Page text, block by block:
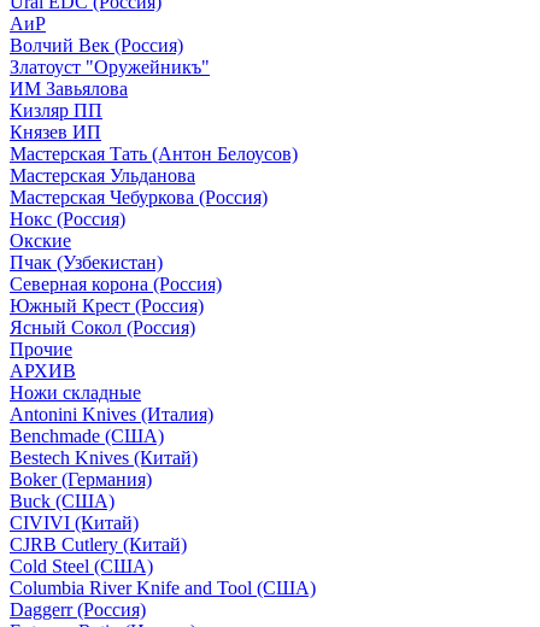
АиР
Волчий Век (Россия)
Златоуст "Оружейникъ"
ИМ Завьялова
Кизляр ПП
Князев ИП
Мастерская Тать (Антон Белоусов)
Мастерская Ульданова
Мастерская Чебуркова (Россия)
Нокс (Россия)
Окские
Пчак (Узбекистан)
Северная корона (Россия)
Южный Крест (Россия)
Ясный Сокол (Россия)
Прочие
АРХИВ
Ножи складные
Antonini Knives (Италия)
Benchmade (США)
Bestech Knives (Китай)
Boker (Германия)
Buck (США)
CIVIVI (Китай)
CJRB Cutlery (Китай)
Cold Steel (США)
Columbia River Knife and Tool (США)
Daggerr (Россия)